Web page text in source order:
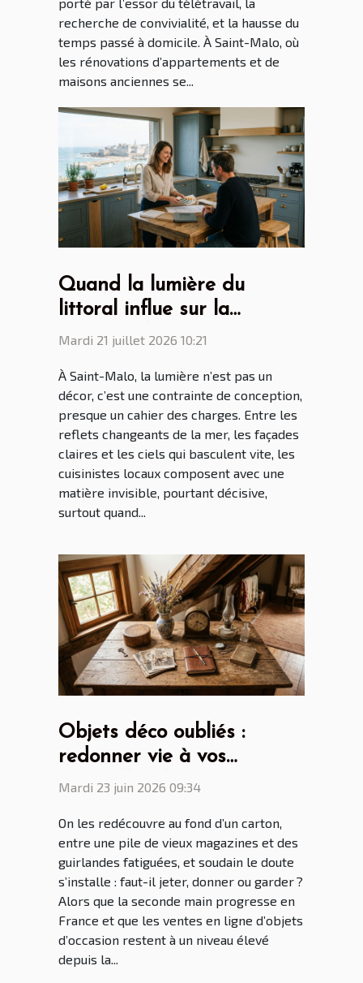
recherche de convivialité, et la hausse du
temps passé à domicile. À Saint-Malo, où
les rénovations d’appartements et de
maisons anciennes se...
Quand la lumière du
littoral influe sur la
création des cuisines par
Mardi 21 juillet 2026 10:21
À Saint-Malo, la lumière n’est pas un
décor, c’est une contrainte de conception,
presque un cahier des charges. Entre les
reflets changeants de la mer, les façades
claires et les ciels qui basculent vite, les
cuisinistes locaux composent avec une
matière invisible, pourtant décisive,
surtout quand...
Objets déco oubliés :
redonner vie à vos
trouvailles du grenier
Mardi 23 juin 2026 09:34
On les redécouvre au fond d’un carton,
entre une pile de vieux magazines et des
guirlandes fatiguées, et soudain le doute
s’installe : faut-il jeter, donner ou garder ?
Alors que la seconde main progresse en
France et que les ventes en ligne d’objets
d’occasion restent à un niveau élevé
depuis la...